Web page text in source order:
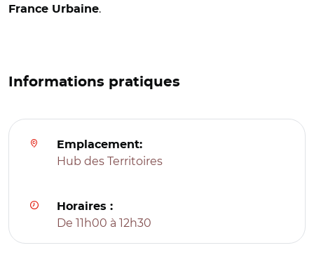
France Urbaine.
Informations pratiques
Emplacement:
Hub des Territoires
Horaires :
De 11h00 à 12h30